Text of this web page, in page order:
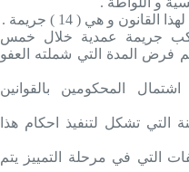
و هي ( 14 ) جريمة .
جريمة عمدية خلال خمس
فرض المدة التي شملته العفو
المحكومين بالقوانين
التي تشكل لتنفيذ احكام هذا
التي في مرحلة التمييز يتم